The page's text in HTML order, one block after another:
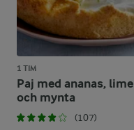
1 TIM
Paj med ananas, lime
och mynta
(107)